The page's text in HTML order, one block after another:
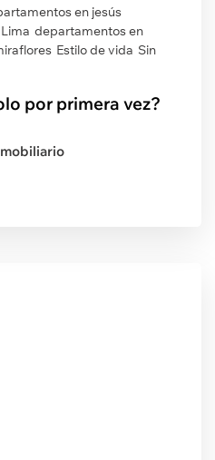
en jesús
departamentos en
Estilo de vida Sin
por primera vez?